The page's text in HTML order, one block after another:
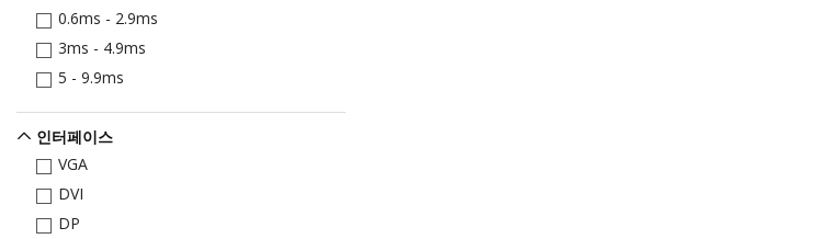
0.6ms - 2.9ms
3ms - 4.9ms
5 - 9.9ms
인터페이스
VGA
DVI
DP